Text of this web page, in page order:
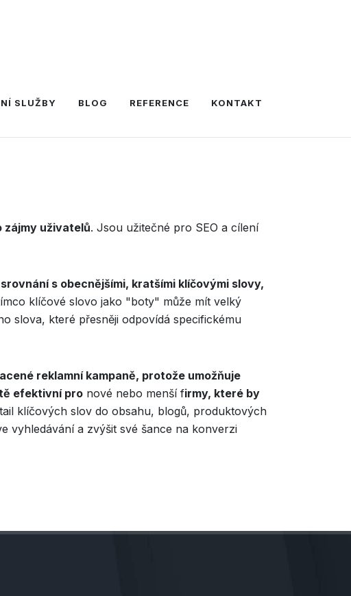
SLUŽBY BLOG REFERENCE KONTAKT
zájmy uživatelů. Jsou užitečné pro SEO a cílení
s obecnějšími, kratšími klíčovými slovy,
klíčové slovo jako "boty" může mít velký
slova, které přesněji odpovídá specifickému
reklamní kampaně, protože umožňuje
efektivní pro nové nebo menší firmy, které by
klíčových slov do obsahu, blogů, produktových
vyhledávání a zvýšit své šance na konverzi